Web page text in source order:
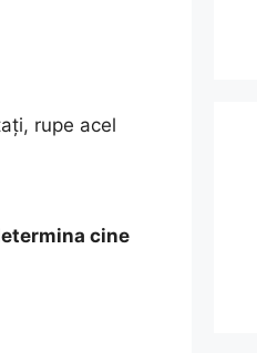
rupe acel
cine